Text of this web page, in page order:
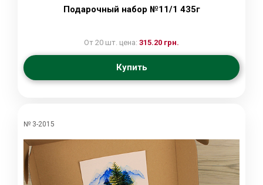
Подарочный набор №11/1 435г
От 20 шт. цена: 315.20 грн.
Купить
№ 3-2015